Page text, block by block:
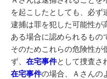
を起こしたとしても、必ず
逮捕は罪を犯した可能性が
ある場合に認められるもの
そのためこれらの危険性が
ず、在宅事件として捜査さ
在宅事件の場合、Ａさんの